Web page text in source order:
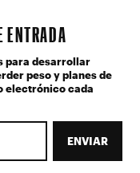
ENTRADA
para desarrollar
peso y planes de
electrónico cada
ENVIAR